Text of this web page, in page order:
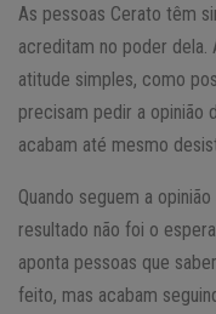
As pessoas Cerato têm
acreditam no poder
atitude simples, como
precisam pedir a opinião
acabam até mesmo
Quando seguem a
resultado não foi o
aponta pessoas que
feito, mas acabam